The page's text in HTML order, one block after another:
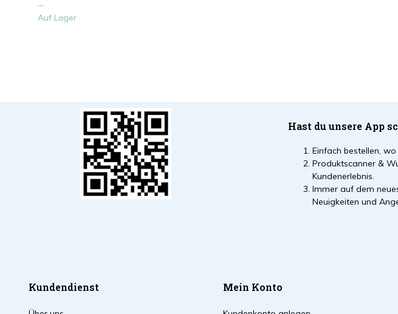
Auf Lager
Hast du unsere App
Einfach bestellen,
Produktscanner &
Kundenerlebnis.
Immer auf dem
Neuigkeiten und
Kundendienst Mein Konto